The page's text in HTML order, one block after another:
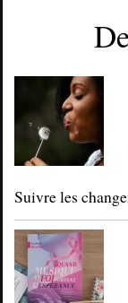
Suivre les